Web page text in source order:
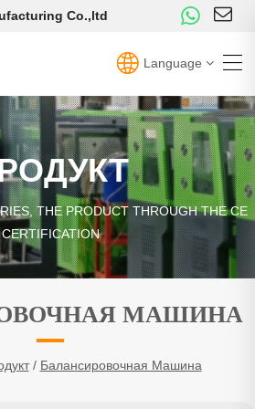
Co.,ltd
Language
THE PRODUCT THROUGH THE CE
CERTIFICATION
МАШИНА
/ Балансировочная Машина